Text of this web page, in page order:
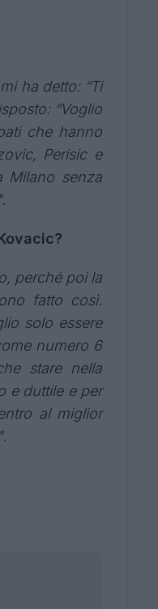
ha detto: “Ti
“Voglio
che hanno
Perisic e
Milano senza
perché poi la
fatto così.
solo essere
numero 6
stare nella
e duttile e per
al miglior